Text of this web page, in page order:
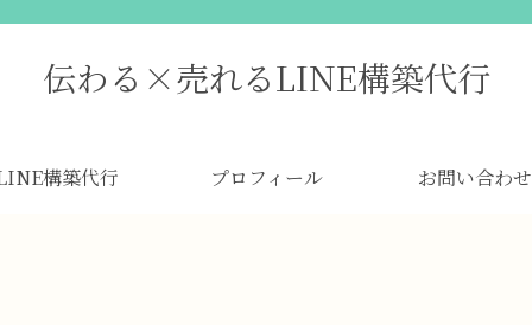
伝わる×売れるLINE構築代行
構築代行 プロフィール お問い合わせ